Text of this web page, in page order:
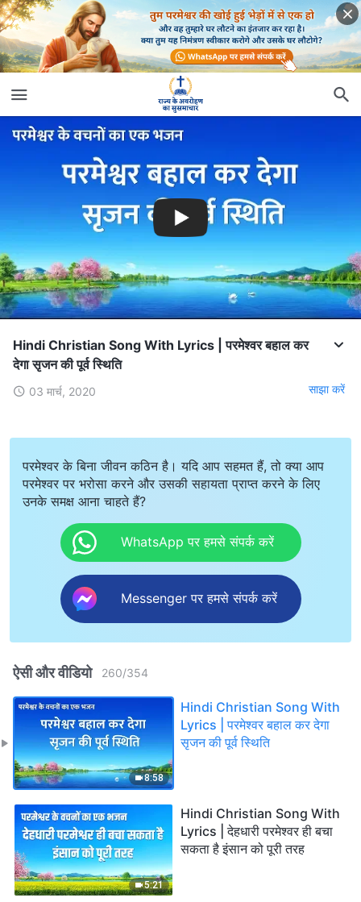
Hindi Christian Song With Lyrics | परमेश्वर बहाल कर
देगा सृजन की पूर्व स्थिति
03 मार्च, 2020 साझा करें
परमेश्वर के बिना जीवन कठिन है। यदि आप सहमत हैं, तो क्या आप
परमेश्वर पर भरोसा करने और उसकी सहायता प्राप्त करने के लिए
उनके समक्ष आना चाहते हैं?
WhatsApp पर हमसे संपर्क करें
Messenger पर हमसे संपर्क करें
ऐसी और वीडियो 260/354
8:58
Hindi Christian Song With
Lyrics | परमेश्वर बहाल कर देगा
सृजन की पूर्व स्थिति
5:21
Hindi Christian Song With
Lyrics | देहधारी परमेश्वर ही बचा
सकता है इंसान को पूरी तरह